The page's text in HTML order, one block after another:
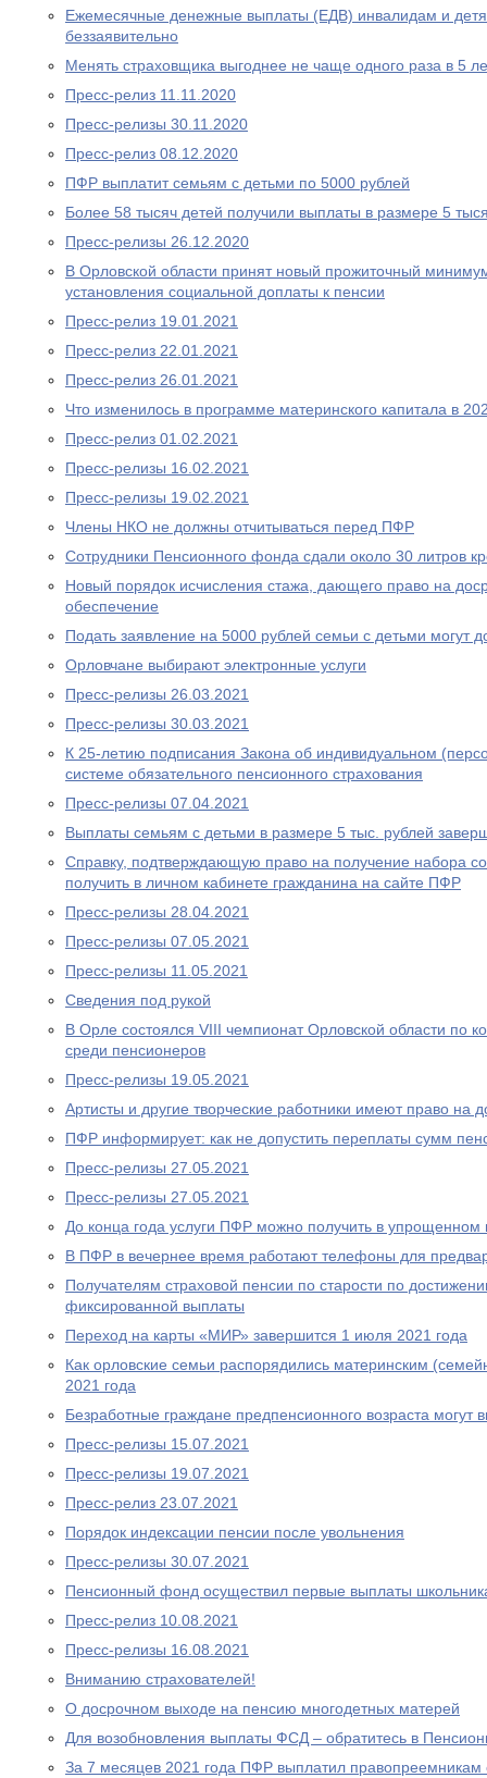
Ежемесячные денежные выплаты (ЕДВ) инвалидам и
беззаявительно
Менять страховщика выгоднее не чаще одного раза в 5
Пресс-релиз 11.11.2020
Пресс-релизы 30.11.2020
Пресс-релиз 08.12.2020
ПФР выплатит семьям с детьми по 5000 рублей
Более 58 тысяч детей получили выплаты в размере 5
Пресс-релизы 26.12.2020
В Орловской области принят новый прожиточный
установления социальной доплаты к пенсии
Пресс-релиз 19.01.2021
Пресс-релиз 22.01.2021
Пресс-релиз 26.01.2021
Что изменилось в программе материнского капитала в
Пресс-релиз 01.02.2021
Пресс-релизы 16.02.2021
Пресс-релизы 19.02.2021
Члены НКО не должны отчитываться перед ПФР
Сотрудники Пенсионного фонда сдали около 30 литров
Новый порядок исчисления стажа, дающего право на
обеспечение
Подать заявление на 5000 рублей семьи с детьми могут
Орловчане выбирают электронные услуги
Пресс-релизы 26.03.2021
Пресс-релизы 30.03.2021
К 25-летию подписания Закона об индивидуальном
системе обязательного пенсионного страхования
Пресс-релизы 07.04.2021
Выплаты семьям с детьми в размере 5 тыс. рублей
Справку, подтверждающую право на получение набора
получить в личном кабинете гражданина на сайте ПФР
Пресс-релизы 28.04.2021
Пресс-релизы 07.05.2021
Пресс-релизы 11.05.2021
Сведения под рукой
В Орле состоялся VIII чемпионат Орловской области по
среди пенсионеров
Пресс-релизы 19.05.2021
Артисты и другие творческие работники имеют право на
ПФР информирует: как не допустить переплаты сумм
Пресс-релизы 27.05.2021
Пресс-релизы 27.05.2021
До конца года услуги ПФР можно получить в упрощенном
В ПФР в вечернее время работают телефоны для
Получателям страховой пенсии по старости по
фиксированной выплаты
Переход на карты «МИР» завершится 1 июля 2021 года
Как орловские семьи распорядились материнским
2021 года
Безработные граждане предпенсионного возраста
Пресс-релизы 15.07.2021
Пресс-релизы 19.07.2021
Пресс-релиз 23.07.2021
Порядок индексации пенсии после увольнения
Пресс-релизы 30.07.2021
Пенсионный фонд осуществил первые выплаты
Пресс-релиз 10.08.2021
Пресс-релизы 16.08.2021
Вниманию страхователей!
О досрочном выходе на пенсию многодетных матерей
Для возобновления выплаты ФСД – обратитесь в
За 7 месяцев 2021 года ПФР выплатил